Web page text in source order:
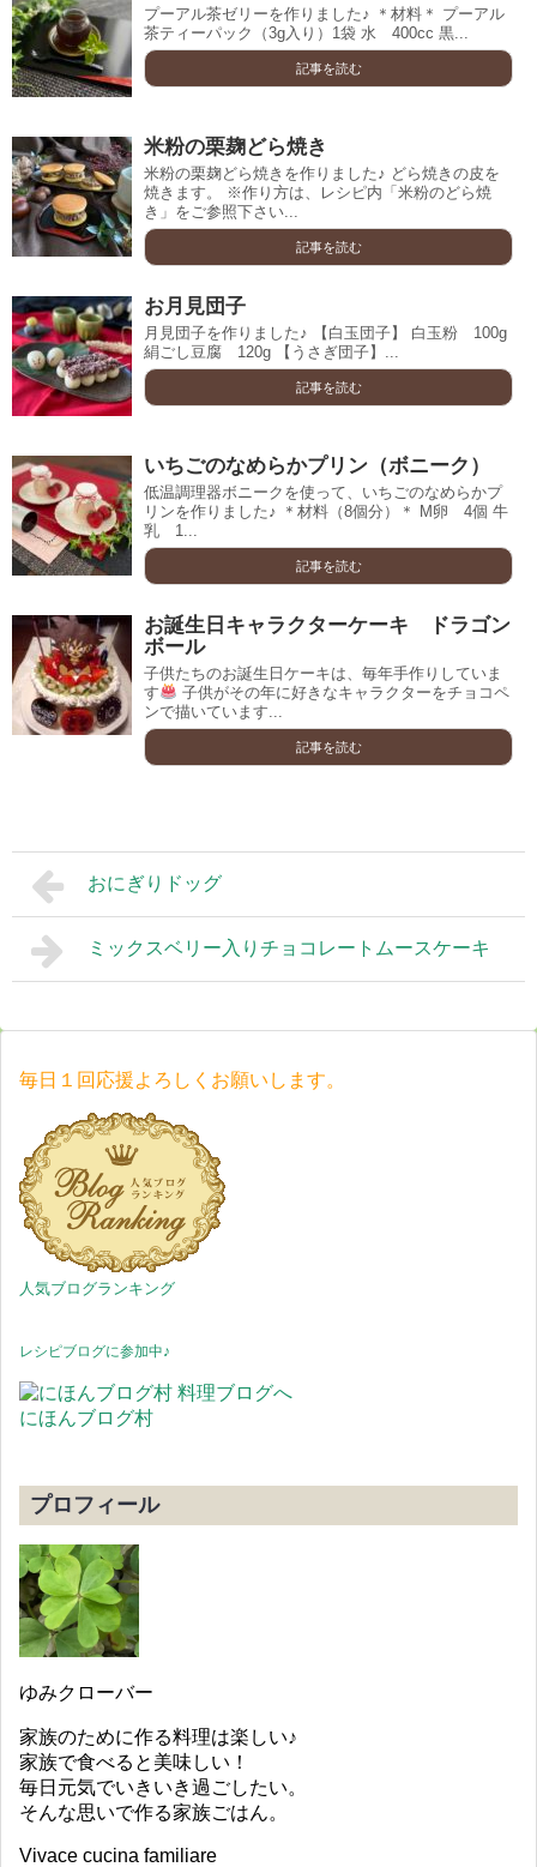
プーアル茶ゼリーを作りました♪ ＊材料＊ プーアル
茶ティーパック（3g入り）1袋 水 400cc 黒...
記事を読む
米粉の栗麹どら焼き
米粉の栗麹どら焼きを作りました♪ どら焼きの皮を
焼きます。 ※作り方は、レシピ内「米粉のどら焼
き」をご参照下さい...
記事を読む
お月見団子
月見団子を作りました♪ 【白玉団子】 白玉粉 100g
絹ごし豆腐 120g 【うさぎ団子】...
記事を読む
いちごのなめらかプリン（ボニーク）
低温調理器ボニークを使って、いちごのなめらかプ
リンを作りました♪ ＊材料（8個分）＊ M卵 4個 牛
乳 1...
記事を読む
お誕生日キャラクターケーキ ドラゴン
ボール
子供たちのお誕生日ケーキは、毎年手作りしていま
す
子供がその年に好きなキャラクターをチョコペ
ンで描いています...
記事を読む
おにぎりドッグ
ミックスベリー入りチョコレートムースケーキ
毎日１回応援よろしくお願いします。
人気ブログランキング
レシピブログに参加中♪
にほんブログ村
プロフィール
ゆみクローバー
家族のために作る料理は楽しい♪
家族で食べると美味しい！
毎日元気でいきいき過ごしたい。
そんな思いで作る家族ごはん。
Vivace cucina familiare